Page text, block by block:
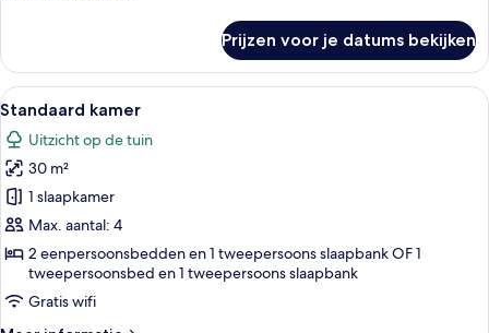
eenpersoonskamer
Prijzen voor je datums bekijken
Alle
foto's
voor
Standaard
kamer
laden
Een hotelkamer met balkon, twee
4
Standaard kamer
Uitzicht op de tuin
30 m²
1 slaapkamer
Max. aantal: 4
2 eenpersoonsbedden en 1 tweepersoons slaapbank OF 1
tweepersoonsbed en 1 tweepersoons slaapbank
Gratis wifi